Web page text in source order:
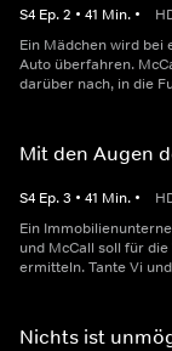
S4 Ep.2 • 41 Min. •
Ein Mädchen wird bei
Auto überfahren.
darüber nach, in die
Mit den Augen
S4 Ep.3 • 41 Min. •
Ein
und McCall soll für
ermitteln. Tante Vi
Nichts ist